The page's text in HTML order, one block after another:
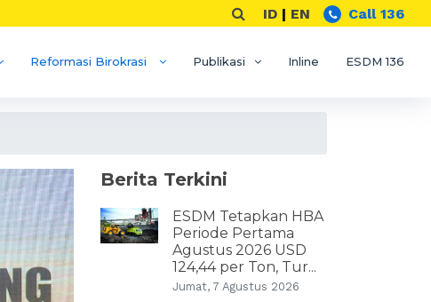
ID | EN Call 136
Reformasi Birokrasi Publikasi Inline ESDM 136
Berita Terkini
ESDM Tetapkan HBA
Periode Pertama
Agustus 2026 USD
124,44 per Ton, Tur...
Jumat, 7 Agustus 2026